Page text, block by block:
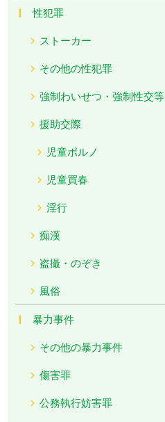
性犯罪
ストーカー
その他の性犯罪
強制わいせつ・強制性交等
援助交際
児童ポルノ
児童買春
淫行
痴漢
盗撮・のぞき
風俗
暴力事件
その他の暴力事件
傷害罪
公務執行妨害罪